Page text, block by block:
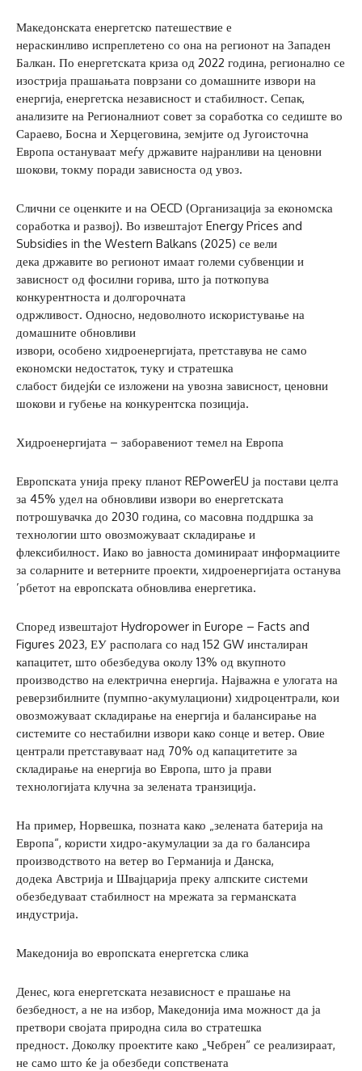
Македонската енергетско патешествие е
нераскинливо испреплетено со она на регионот на Западен
Балкан. По енергетската криза од 2022 година, регионално се
изострија прашањата поврзани со домашните извори на
енергија, енергетска независност и стабилност. Сепак,
анализите на Регионалниот совет за соработка со седиште во
Сараево, Босна и Херцеговина, земјите од Југоисточна
Европа остануваат меѓу државите најранливи на ценовни
шокови, токму поради зависноста од увоз.
Слични се оценките и на OECD (Организација за економска
соработка и развој). Во извештајот Energy Prices and
Subsidies in the Western Balkans (2025) се вели
дека државите во регионот имаат големи субвенции и
зависност од фосилни горива, што ја поткопува
конкурентноста и долгорочната
одржливост. Односно, недоволното искористување на
домашните обновливи
извори, особено хидроенергијата, претставува не само
економски недостаток, туку и стратешка
слабост бидејќи се изложени на увозна зависност, ценовни
шокови и губење на конкурентска позиција.
Хидроенергијата – заборавениот темел на Европа
Европската унија преку планот REPowerEU ја постави целта
за 45% удел на обновливи извори во енергетската
потрошувачка до 2030 година, со масовна поддршка за
технологии што овозможуваат складирање и
флексибилност. Иако во јавноста доминираат информациите
за соларните и ветерните проекти, хидроенергијата останува
’рбетот на европската обновлива енергетика.
Според извештајот Hydropower in Europe – Facts and
Figures 2023, ЕУ располага со над 152 GW инсталиран
капацитет, што обезбедува околу 13% од вкупното
производство на електрична енергија. Најважна е улогата на
реверзибилните (пумпно-акумулациони) хидроцентрали, кои
овозможуваат складирање на енергија и балансирање на
системите со нестабилни извори како сонце и ветер. Овие
централи претставуваат над 70% од капацитетите за
складирање на енергија во Европа, што ја прави
технологијата клучна за зелената транзиција.
На пример, Норвешка, позната како „зелената батерија на
Европа“, користи хидро-акумулации за да го балансира
производството на ветер во Германија и Данска,
додека Австрија и Швајцарија преку алпските системи
обезбедуваат стабилност на мрежата за германската
индустрија.
Македонија во европската енергетска слика
Денес, кога енергетската независност е прашање на
безбедност, а не на избор, Македонија има можност да ја
претвори својата природна сила во стратешка
предност. Доколку проектите како „Чебрен“ се реализираат,
не само што ќе ја обезбеди сопствената